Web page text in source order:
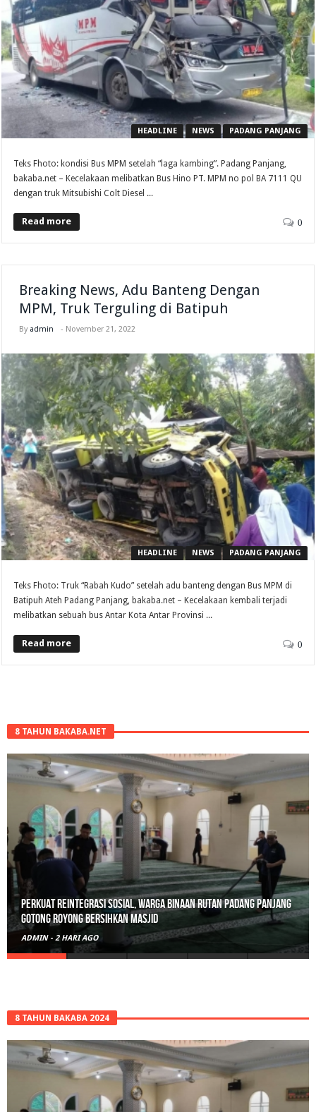
HEADLINE NEWS PADANG PANJANG
Teks Fhoto: kondisi Bus MPM setelah “laga kambing”. Padang Panjang,
bakaba.net – Kecelakaan melibatkan Bus Hino PT. MPM no pol BA 7111 QU
dengan truk Mitsubishi Colt Diesel ...
Read more 0
Breaking News, Adu Banteng Dengan
MPM, Truk Terguling di Batipuh
By admin - November 21, 2022
HEADLINE NEWS PADANG PANJANG
Teks Fhoto: Truk “Rabah Kudo” setelah adu banteng dengan Bus MPM di
Batipuh Ateh Padang Panjang, bakaba.net – Kecelakaan kembali terjadi
melibatkan sebuah bus Antar Kota Antar Provinsi ...
Read more 0
8 TAHUN BAKABA.NET
Polisi Sita 82 Paket Ganja Siap Edar di Tanah Datar
ADMIN - 3 HARI AGO
8 TAHUN BAKABA 2024